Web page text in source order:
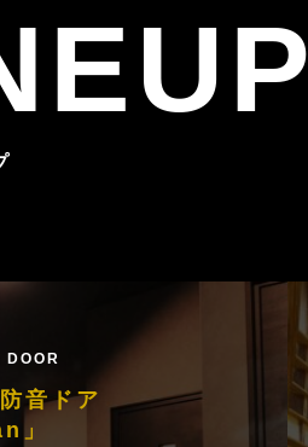
DOOR
音ドア
」